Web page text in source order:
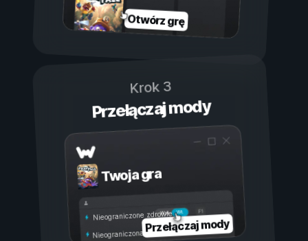
Otwórz grę
Krok 3
Przełączaj mody
Twoja gra
Wł.
Wył.
Nieograniczone zdrowie
Nieograniczona wytrzymałość
Przełączaj mody